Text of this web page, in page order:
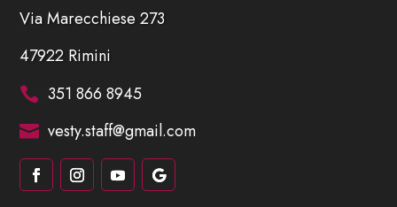
Via Marecchiese 273
47922 Rimini
 351 866 8945
 vesty.staff@gmail.com